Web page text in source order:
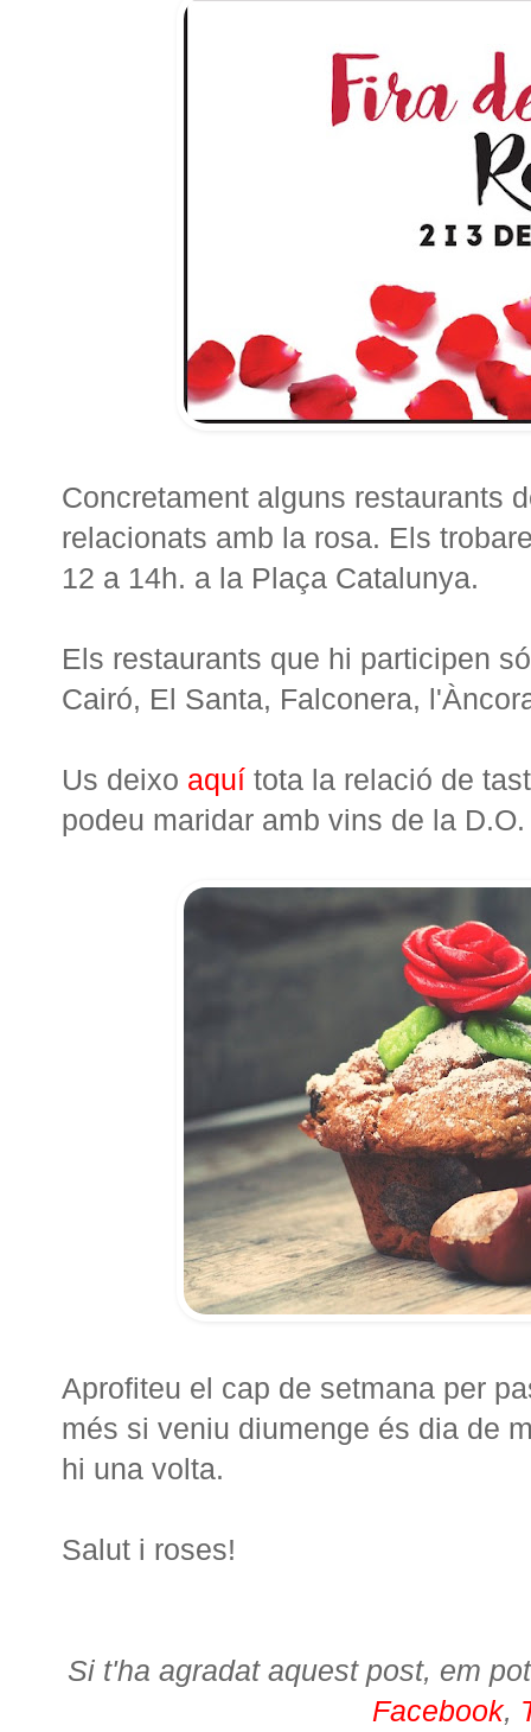
Concretament alguns restaurants
relacionats amb la rosa. Els
12 a 14h. a la Plaça Catalunya.
Els restaurants que hi participen
Cairó, El Santa, Falconera,
Us deixo aquí tota la relació de
podeu maridar amb vins de la
Aprofiteu el cap de setmana per
més si veniu diumenge és dia de
hi una volta.
Salut i roses!
Si t'ha agradat aquest post, em
Facebook,